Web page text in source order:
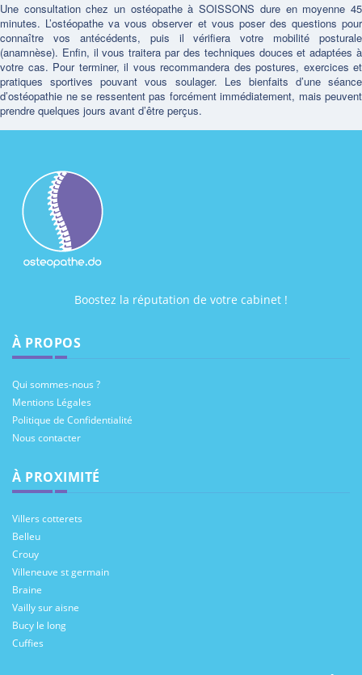
Une consultation chez un ostéopathe à SOISSONS dure en moyenne 45
minutes. L’ostéopathe va vous observer et vous poser des questions pour
connaître vos antécédents, puis il vérifiera votre mobilité posturale
(anamnèse). Enfin, il vous traitera par des techniques douces et adaptées à
votre cas. Pour terminer, il vous recommandera des postures, exercices et
pratiques sportives pouvant vous soulager. Les bienfaits d’une séance
d’ostéopathie ne se ressentent pas forcément immédiatement, mais peuvent
prendre quelques jours avant d’être perçus.
Boostez la réputation de votre cabinet !
À PROPOS
Qui sommes-nous ?
Mentions Légales
Politique de Confidentialité
Nous contacter
À PROXIMITÉ
Villers cotterets
Belleu
Crouy
Villeneuve st germain
Braine
Vailly sur aisne
Bucy le long
Cuffies